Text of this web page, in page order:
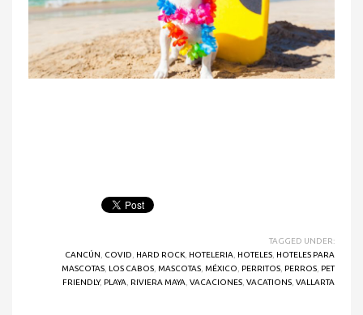
TAGGED UNDER:
CANCÚN
COVID HARD ROCK HOTELERIA HOTELES HOTELES PARA
MASCOTAS LOS CABOS MASCOTAS MÉXICO PERRITOS PERROS PET
FRIENDLY, PLAYA RIVIERA MAYA VACACIONES VACATIONS VALLARTA